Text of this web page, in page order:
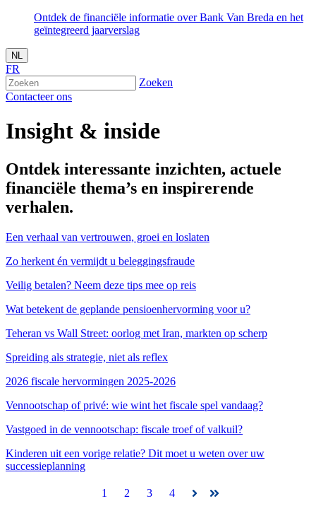
Ontdek de financiële informatie over Bank Van Breda en het
geïntegreerd jaarverslag
NL
FR
Zoeken
Contacteer ons
Insight & inside
Ontdek interessante inzichten, actuele
financiële thema’s en inspirerende
verhalen.
Een verhaal van vertrouwen, groei en loslaten
Zo herkent én vermijdt u beleggingsfraude
Veilig betalen? Neem deze tips mee op reis
Wat betekent de geplande pensioenhervorming voor u?
Teheran vs Wall Street: oorlog met Iran, markten op scherp
Spreiding als strategie, niet als reflex
2026 fiscale hervormingen 2025-2026
Vennootschap of privé: wie wint het fiscale spel vandaag?
Vastgoed in de vennootschap: fiscale troef of valkuil?
Kinderen uit een vorige relatie? Dit moet u weten over uw
successieplanning
1 2 3 4 Volgende
Laatste